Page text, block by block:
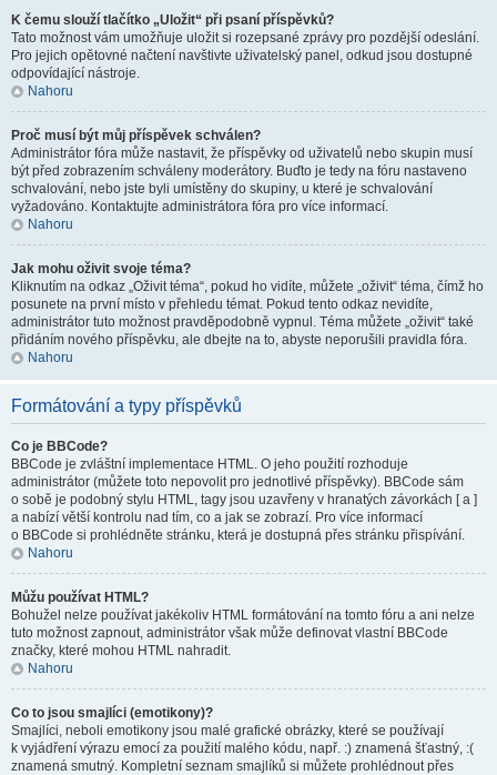
K čemu slouží tlačítko „Uložit“ při psaní příspěvků?
Tato možnost vám umožňuje uložit si rozepsané zprávy pro pozdější odeslání.
Pro jejich opětovné načtení navštivte uživatelský panel, odkud jsou dostupné
odpovídající nástroje.
Nahoru
Proč musí být můj příspěvek schválen?
Administrátor fóra může nastavit, že příspěvky od uživatelů nebo skupin musí
být před zobrazením schváleny moderátory. Buďto je tedy na fóru nastaveno
schvalování, nebo jste byli umístěny do skupiny, u které je schvalování
vyžadováno. Kontaktujte administrátora fóra pro více informací.
Nahoru
Jak mohu oživit svoje téma?
Kliknutím na odkaz „Oživit téma“, pokud ho vidíte, můžete „oživit“ téma, čímž ho
posunete na první místo v přehledu témat. Pokud tento odkaz nevidíte,
administrátor tuto možnost pravděpodobně vypnul. Téma můžete „oživit“ také
přidáním nového příspěvku, ale dbejte na to, abyste neporušili pravidla fóra.
Nahoru
Formátování a typy příspěvků
Co je BBCode?
BBCode je zvláštní implementace HTML. O jeho použití rozhoduje
administrátor (můžete toto nepovolit pro jednotlivé příspěvky). BBCode sám
o sobě je podobný stylu HTML, tagy jsou uzavřeny v hranatých závorkách [ a ]
a nabízí větší kontrolu nad tím, co a jak se zobrazí. Pro více informací
o BBCode si prohlédněte stránku, která je dostupná přes stránku přispívání.
Nahoru
Můžu používat HTML?
Bohužel nelze používat jakékoliv HTML formátování na tomto fóru a ani nelze
tuto možnost zapnout, administrátor však může definovat vlastní BBCode
značky, které mohou HTML nahradit.
Nahoru
Co to jsou smajlíci (emotikony)?
Smajlíci, neboli emotikony jsou malé grafické obrázky, které se používají
k vyjádření výrazu emocí za použití malého kódu, např. :) znamená šťastný, :(
znamená smutný. Kompletní seznam smajlíků si můžete prohlédnout přes